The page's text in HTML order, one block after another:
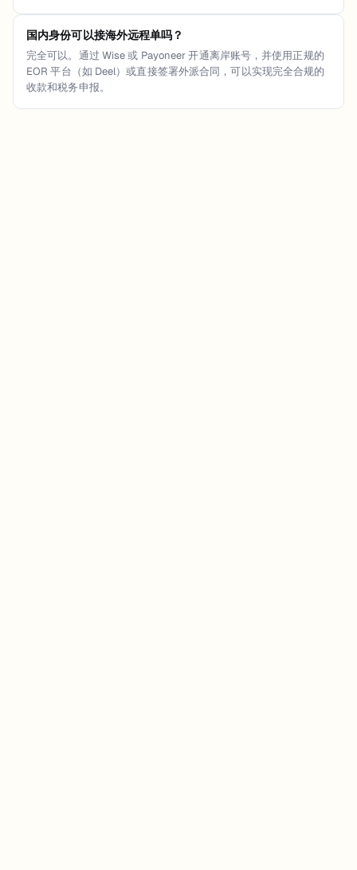
国内身份可以接海外远程单吗？
完全可以。通过 Wise 或 Payoneer 开通离岸账号，并使用正规的
EOR 平台（如 Deel）或直接签署外派合同，可以实现完全合规的
收款和税务申报。